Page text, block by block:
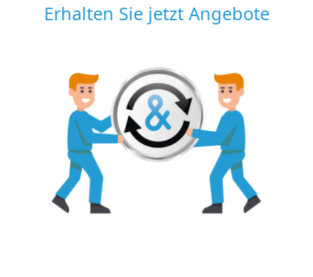
Erhalten Sie jetzt Angebote